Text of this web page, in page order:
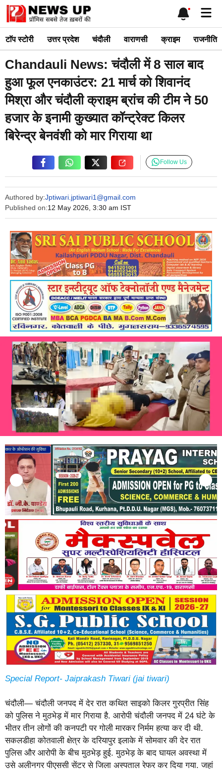
Skip
content
टाॅप स्टोरी उत्तर प्रदेश चंदौली वाराणसी क्राइम राजनीति
Chandauli News: चंदौली में 8 साल बाद
हुआ फूल एनकाउंटर: 21 मार्च को शिवानंद
मिश्रा और चंदौली क्राइम ब्रांच की टीम ने 50
हजार के इनामी कुख्यात कॉन्ट्रेक्ट किलर
बिरेन्द्र बेनवंशी को मार गिराया था
Authored by:Jptiwari.jptiwari1@gmail.com
Published on:12 May 2026, 3:30 am IST
Follow Us
Special Report- Jaiprakash Tiwari (jai tiwari)
चंदौली— चंदौली जनपद में देर रात कथित साइको किलर गुरप्रीत सिंह
को पुलिस ने मुठभेड़ में मार गिराया है. आरोपी चंदौली जनपद में 24 घंटे के
भीतर तीन लोगों की कनपटी पर गोली मारकर निर्मम हत्या कर दी थी.
सकलडीहा कोतवाली क्षेत्र के दरियापुर इलाके में सोमवार की देर रात
पुलिस और आरोपी के बीच मुठभेड़ हुई. मुठभेड़ के बाद घायल अवस्था में
उसे अलीनगर पीएससी सेंटर से जिला अस्पताल रेफर कर दिया गया. जहां